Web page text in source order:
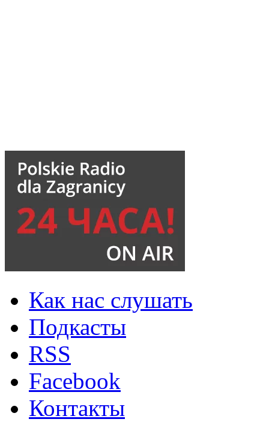
Как нас слушать
Подкасты
RSS
Facebook
Контакты